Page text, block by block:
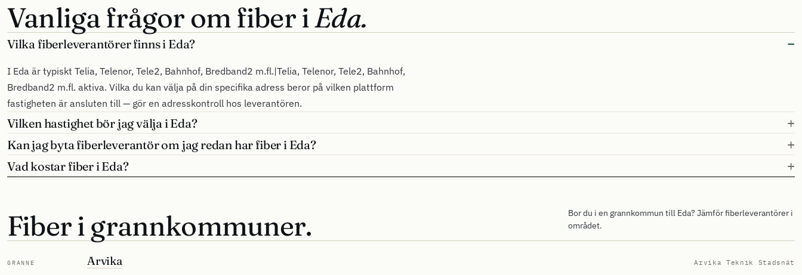
Vanliga frågor om fiber iEda.
Vilka fiberleverantörer finns i Eda?
I Eda är typiskt Telia, Telenor, Tele2, Bahnhof, Bredband2 m.fl.|Telia, Telenor, Tele2, Bahnhof,
Bredband2 m.fl. aktiva. Vilka du kan välja på din specifika adress beror på vilken plattform
fastigheten är ansluten till — gör en adresskontroll hos leverantören.
Vilken hastighet bör jag välja i Eda?
Kan jag byta fiberleverantör om jag redan har fiber i Eda?
Vad kostar fiber i Eda?
Fiber i grannkommuner.
Bor du i en grannkommun till Eda? Jämför fiberleverantörer i
området.
GRANNE Arvika Arvika Teknik Stadsnät